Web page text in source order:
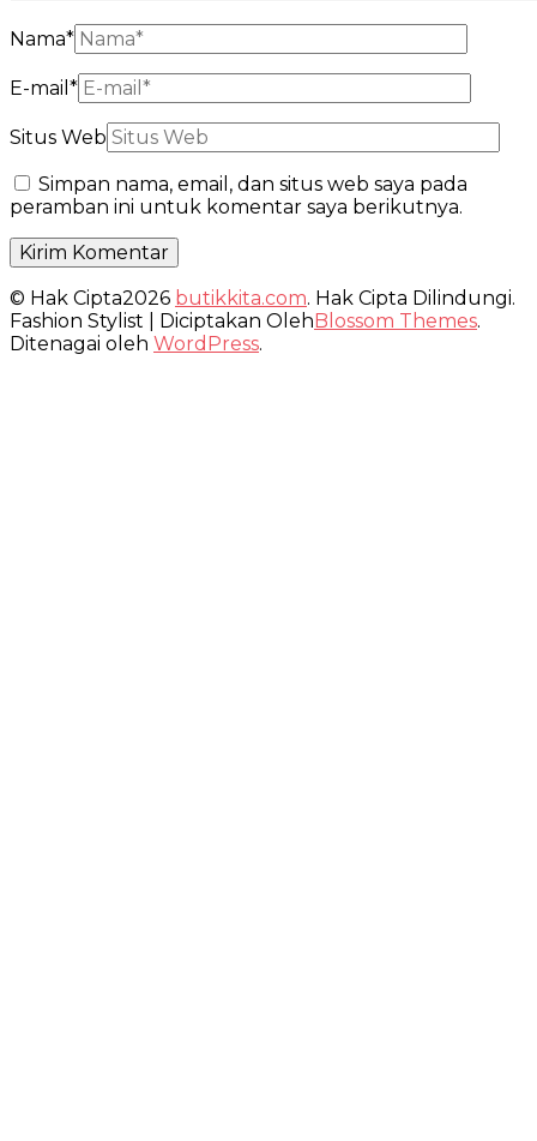
Nama*
E-mail *
Situs Web
Simpan nama, email, dan situs web saya pada
peramban ini untuk komentar saya berikutnya.
© Hak Cipta2026 butikkita.com. Hak Cipta Dilindungi.
Fashion Stylist | Diciptakan OlehBlossom Themes.
Ditenagai oleh WordPress.